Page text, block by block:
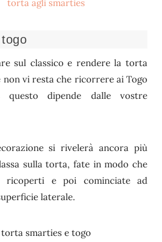
sul classico e rendere la torta
vi resta che ricorrere ai Togo
dipende dalle vostre
si rivelerà ancora più
sulla torta, fate in modo che
e poi cominciate ad
laterale.